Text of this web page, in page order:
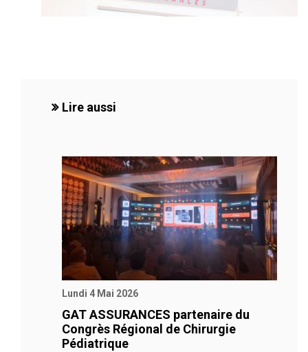
Lire aussi
Lundi 4 Mai 2026
GAT ASSURANCES partenaire du
Congrès Régional de Chirurgie
Pédiatrique